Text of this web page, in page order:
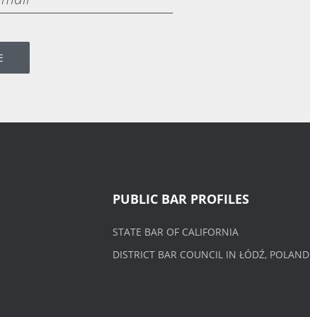
PUBLIC BAR PROFILES
STATE BAR OF CALIFORNIA
DISTRICT BAR COUNCIL IN ŁÓDŹ, POLAND